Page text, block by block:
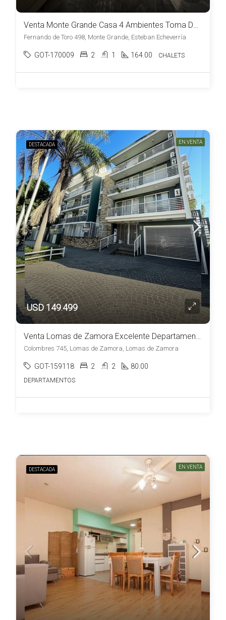
Venta Monte Grande Casa 4 Ambientes Toma Dpto en Parte de Pago y es Apto Credito
Fernando de Toro 498, Monte Grande, Esteban Echeverría
GOT-170009 2 1 164.00 CHALETS
DESTACADA EN VENTA
USD 149.499
Venta Lomas de Zamora Excelente Departamento de 2 Dormitorios c/ cochera
Colombres 745, Lomas de Zamora, Lomas de Zamora
GOT-159118 2 2 80.00
DEPARTAMENTOS
DESTACADA EN VENTA